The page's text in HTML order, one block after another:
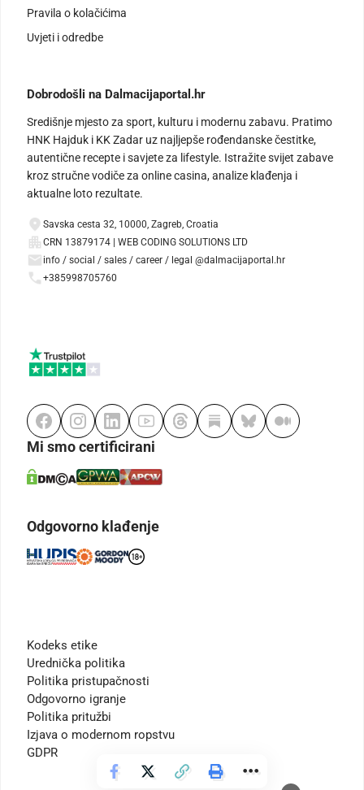
Pravila o kolačićima
Uvjeti i odredbe
Dobrodošli na Dalmacijaportal.hr
Središnje mjesto za sport, kulturu i modernu zabavu. Pratimo
HNK Hajduk i KK Zadar uz najljepše rođendanske čestitke,
autentične recepte i savjete za lifestyle. Istražite svijet zabave
kroz stručne vodiče za online casina, analize klađenja i
aktualne loto rezultate.
Savska cesta 32, 10000, Zagreb, Croatia
CRN 13879174 | WEB CODING SOLUTIONS LTD
info / social / sales / career / legal @dalmacijaportal.hr
+385998705760
Mi smo certificirani
Odgovorno klađenje
Kodeks etike
Urednička politika
Politika pristupačnosti
Odgovorno igranje
Politika pritužbi
Izjava o modernom ropstvu
GDPR